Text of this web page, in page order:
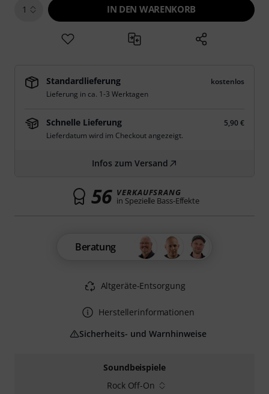
Soundbeispiele
Rock Off-On
1 IN DEN WARENKORB
Standardlieferung
kostenlos
Lieferung in ca. 1-3 Werktagen
Schnelle Lieferung
5,90 €
Lieferdatum wird im Checkout angezeigt.
Infos zum Versand
56 VERKAUFSRANG
in Spezielle Bass-Effekte
Beratung
Altgeräte-Entsorgung
Herstellerinformationen
Sicherheits- und Warnhinweise